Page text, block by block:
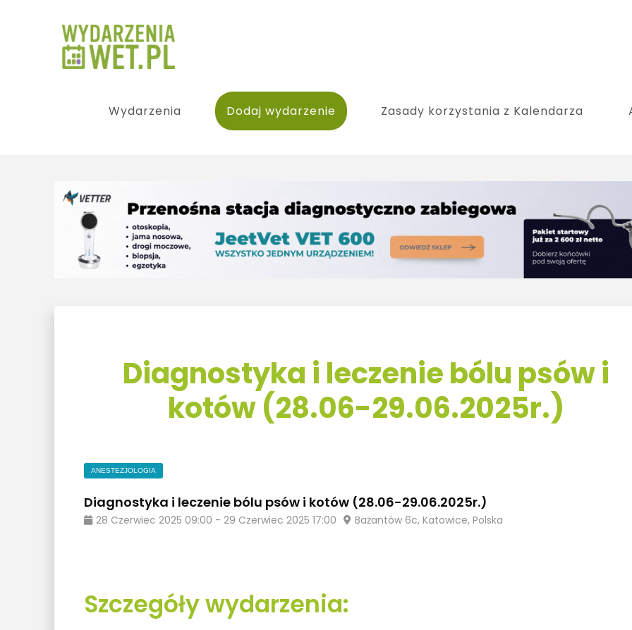
Wydarzenia Dodaj wydarzenie Zasady korzystania z Kalendarza
Diagnostyka i leczenie bólu psów i
kotów (28.06-29.06.2025r.)
ANESTEZJOLOGIA
Diagnostyka i leczenie bólu psów i kotów (28.06-29.06.2025r.)
28 Czerwiec 2025 09:00 -29 Czerwiec 2025 17:00 Bażantów 6c, Katowice, Polska
Szczegóły wydarzenia: